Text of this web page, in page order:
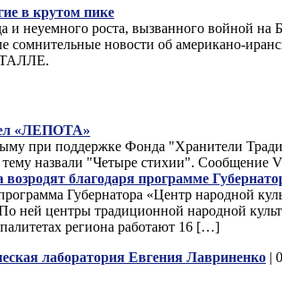
в крутом пике
и неуемного роста, вызванного войной
сомнительные новости об американо-
«ЛЕПОТА»
при поддержке Фонда "Хранители
тему назвали "Четыре стихии".
благодаря программе
Губернатора «Центр народной
ней центры традиционной народной
региона работают 16 […]
лаборатория Евгения Лавриненко |